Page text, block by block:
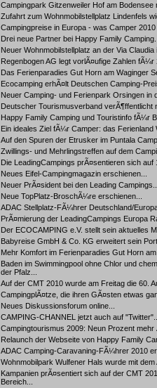
Campingpark Gitzenweiler Hof am
Zufahrt zum Wohnmobilstellplatz Lindenfels
Campingpreise in Europa - was Camper
Drei neue Partner bei Happy Family
Neuer Wohnmobilstellplatz an der Via
Regenbogen AG legt vorlÃ¤ufige Zahlen
Das Ferienparadies Gut Horn am Waginger
Ecocamping erhÃ¤lt Deutschen Camping-
Neuer Camping- und Ferienpark Orsingen in
Deutscher Tourismusverband verÃ¶ffentlicht
Happy Family Camping und Touristinfo fÃ¼r
Ein ideales Ziel fÃ¼r Camper: das Ferienland
Auf den Spuren der Etrusker im Puntala
Zwillings- und Mehrlingstreffen auf dem
Die LeadingCampings prÃ¤sentieren sich
Neues Eifel-Campingmagazin erschienen...
Neuer PrÃ¤sident bei den Leading
Neue TopPlatz-BroschÃ¼re erschienen...
ADAC Stellplatz-FÃ¼hrer Deutschland/
PrÃ¤mierung der LeadingCampings Europa
Der ECOCAMPING e.V. stellt sein aktuelles
Babyreise GmbH & Co. KG erweitert sein
Mehr Komfort im Ferienparadies Gut Horn
Baden im Swimmingpool ohne Chlor und
der Pfalz...
Auf der CMT 2010 wurde am Freitag die 60.
CampingplÃ¤tze, die ihren GÃ¤sten etwas
Neues Diskussionsforum online...
CAMPING-CHANNEL jetzt auch auf
Campingtourismus 2009: Neun Prozent
Relaunch der Webseite von Happy Family
ADAC Camping-Caravaning-FÃ¼hrer 2010
Wohnmobilpark Wulfener Hals wurde mit
Kampanien prÃ¤sentiert sich auf der CMT
Bereich...